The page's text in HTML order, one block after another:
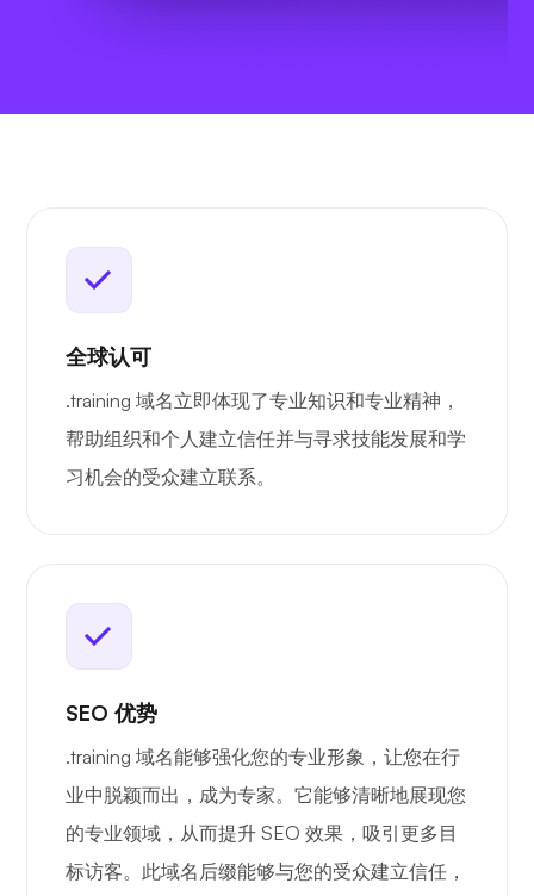
全球认可
.training 域名立即体现了专业知识和专业精神，
帮助组织和个人建立信任并与寻求技能发展和学
习机会的受众建立联系。
SEO 优势
.training 域名能够强化您的专业形象，让您在行
业中脱颖而出，成为专家。它能够清晰地展现您
的专业领域，从而提升 SEO 效果，吸引更多目
标访客。此域名后缀能够与您的受众建立信任，